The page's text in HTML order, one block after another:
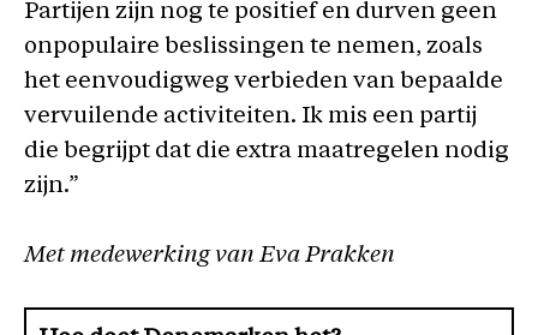
Partijen zijn nog te positief en durven geen
onpopulaire beslissingen te nemen, zoals
het eenvoudigweg verbieden van bepaalde
vervuilende activiteiten. Ik mis een partij
die begrijpt dat die extra maatregelen nodig
zijn.”
Met medewerking van Eva Prakken